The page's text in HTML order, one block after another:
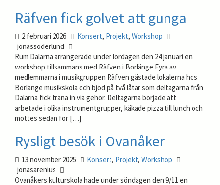
Räfven fick golvet att gunga
2 februari 2026 Konsert, Projekt, Workshop
jonassoderlund
Rum Dalarna arrangerade under lördagen den 24 januari en
workshop tillsammans med Räfven i Borlänge Fyra av
medlemmarna i musikgruppen Räfven gästade lokalerna hos
Borlänge musikskola och bjöd på två låtar som deltagarna från
Dalarna fick träna in via gehör. Deltagarna började att
arbetade i olika instrumentgrupper, käkade pizza till lunch och
möttes sedan för […]
Rysligt besök i Ovanåker
13 november 2025 Konsert, Projekt, Workshop
jonasarenius
Ovanåkers kulturskola hade under söndagen den 9/11 en